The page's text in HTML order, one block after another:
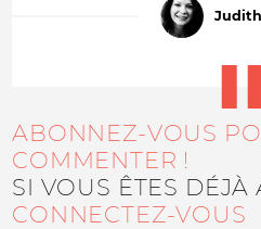
ABONNEZ-VOUS
COMMENTER !
SI VOUS ÊTES DÉJÀ
CONNECTEZ-VOUS